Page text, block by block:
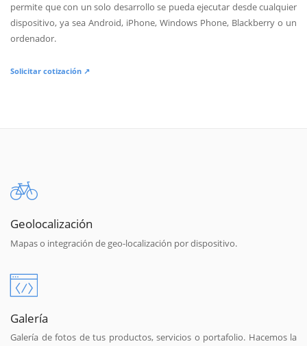
permite que con un solo desarrollo se pueda ejecutar desde cualquier
dispositivo, ya sea Android, iPhone, Windows Phone, Blackberry o un
ordenador.
Solicitar cotización ↗
Geolocalización
Mapas o integración de geo-localización por dispositivo.
Galería
Galería de fotos de tus productos, servicios o portafolio. Hacemos la